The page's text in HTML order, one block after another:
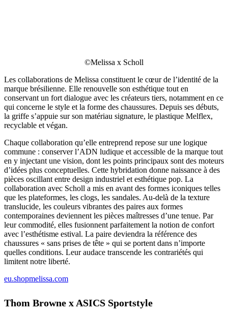
©Melissa x Scholl
Les collaborations de Melissa constituent le cœur de l’identité de la
marque brésilienne. Elle renouvelle son esthétique tout en
conservant un fort dialogue avec les créateurs tiers, notamment en ce
qui concerne le style et la forme des chaussures. Depuis ses débuts,
la griffe s’appuie sur son matériau signature, le plastique Melflex,
recyclable et végan.
Chaque collaboration qu’elle entreprend repose sur une logique
commune : conserver l’ADN ludique et accessible de la marque tout
en y injectant une vision, dont les points principaux sont des moteurs
d’idées plus conceptuelles. Cette hybridation donne naissance à des
pièces oscillant entre design industriel et esthétique pop. La
collaboration avec Scholl a mis en avant des formes iconiques telles
que les plateformes, les clogs, les sandales. Au-delà de la texture
translucide, les couleurs vibrantes des paires aux formes
contemporaines deviennent les pièces maîtresses d’une tenue. Par
leur commodité, elles fusionnent parfaitement la notion de confort
avec l’esthétisme estival. La paire deviendra la référence des
chaussures « sans prises de tête » qui se portent dans n’importe
quelles conditions. Leur audace transcende les contrariétés qui
limitent notre liberté.
eu.shopmelissa.com
Thom Browne x ASICS Sportstyle